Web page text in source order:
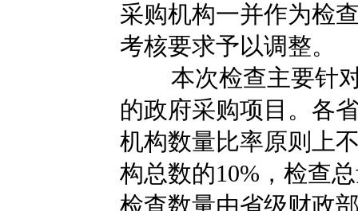
采购机构一并作为检
考核要求予以调整。
本次检查主要针
的政府采购项目。各
机构数量比率原则上
构总数的10%，检查
检查数量由省级财政